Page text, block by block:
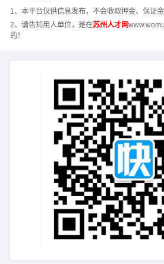
1、本平台仅供信息发布，不会收取押金、保证金
2、请告知用人单位，是在苏州人才网
的！